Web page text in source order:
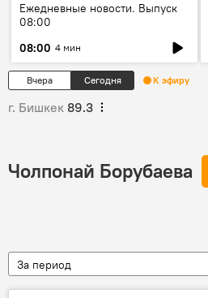
Ежедневные новости. Выпуск
08:00
08:00 4 мин
Вчера Сегодня К эфиру
г. Бишкек 89.3
Чолпонай Борубаева
За период